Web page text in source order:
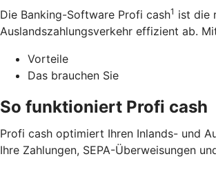
Die Banking-Software Profi cash1 ist die
Auslandszahlungsverkehr effizient ab.
Vorteile
Das brauchen Sie
So funktioniert Profi cash
Profi cash optimiert Ihren Inlands- und
Ihre Zahlungen, SEPA-Überweisungen